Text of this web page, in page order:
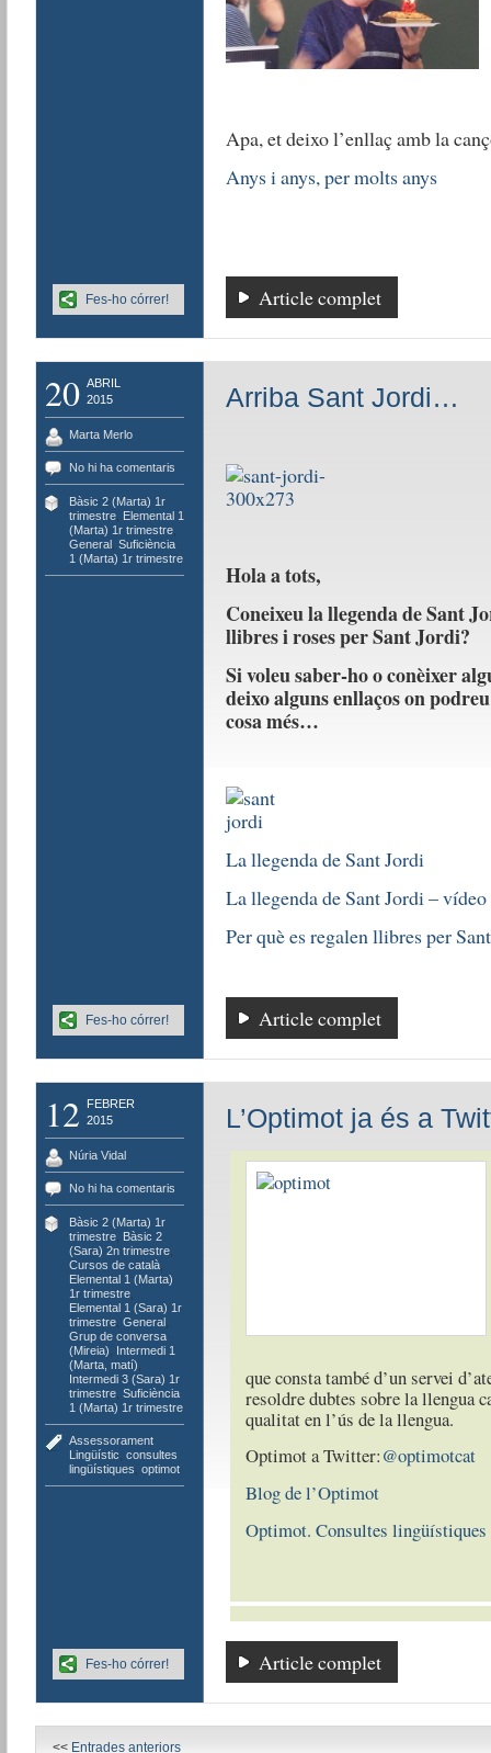
Apa, et deixo l’enllaç amb la
Anys i anys, per molts anys
Article complet
Fes-ho córrer!
20 ABRIL
2015
Marta Merlo
No hi ha comentaris
Bàsic 2 (Marta) 1r
trimestre, Elemental 1
(Marta) 1r trimestre,
General, Suficiència
1 (Marta) 1r trimestre
Arriba Sant Jordi…
Hola a tots,
Coneixeu la llegenda de Sant
llibres i roses per Sant Jordi?
Si voleu saber-ho o conèixer
deixo alguns enllaços on
cosa més…
La llegenda de Sant Jordi
La llegenda de Sant Jordi –
Per què es regalen llibres per
Article complet
Fes-ho córrer!
12
FEBRER
2015
Núria Vidal
No hi ha comentaris
Bàsic 2 (Marta) 1r
trimestre, Bàsic 2
(Sara) 2n trimestre,
Cursos de català,
Elemental 1 (Marta)
1r trimestre,
Elemental 1 (Sara) 1r
trimestre, General,
Grup de conversa
(Mireia)
Intermedi 1
(Marta, matí)
Intermedi 3 (Sara) 1r
trimestre, Suficiència
1 (Marta) 1r trimestre
Assessorament
Lingüístic consultes
lingüístiques optimot
L’Optimot ja és a
que consta també d’un servei
resoldre dubtes sobre la llengua
qualitat en l’ús de la llengua.
Optimot a Twitter:@optimotcat
Blog de l’Optimot
Optimot. Consultes lingüístiques
Article complet
Fes-ho córrer!
<< Entrades anteriors